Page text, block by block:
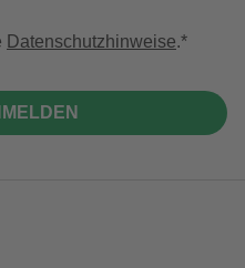
Datenschutzhinweise.